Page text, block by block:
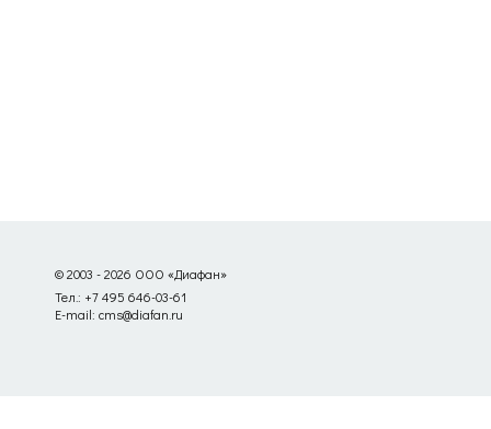
© 2003 - 2026 ООО «Диафан»
Тел.: +7 495 646-03-61
E-mail: cms@diafan.ru